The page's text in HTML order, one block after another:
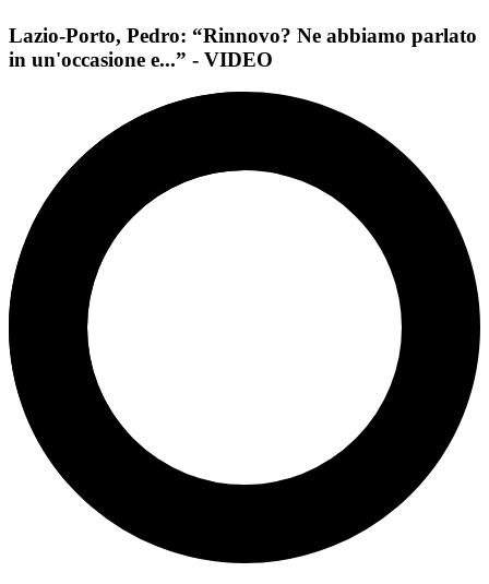
Lazio-Porto, Pedro: “Rinnovo? Ne abbiamo parlato
in un'occasione e...” - VIDEO